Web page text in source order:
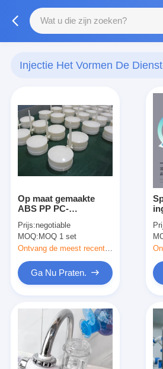
Injectie Het Vormen De
Op maat gemaakte
ABS PP PC-
Prijs:negotiable
MOQ: MOQ 1 set
Ontvang de meest recente Prijs
Ga Nu Praten.